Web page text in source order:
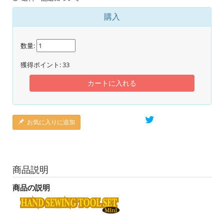
購入
数量:
獲得ポイント:33
カートに入れる
お気に入りに追加
商品説明
商品の説明